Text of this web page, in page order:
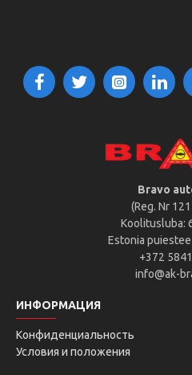
Bravo
(Reg. Nr
Koolitusluba:
Estonia
+372
info@ak-
ИНФОРМАЦИЯ
Конфиденциальность
Условия и положения